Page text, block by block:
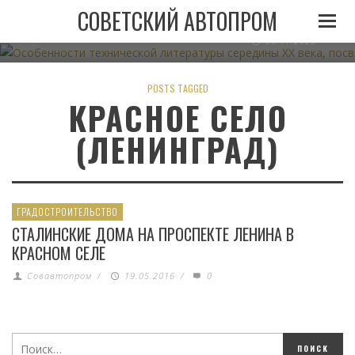
СОВЕТСКИЙ АВТОПРОМ
ОСОБЕННОСТИ ТЕХНИЧЕСКОЙ ЛИТЕРАТУРЫ
АВТОМОБИЛЬНОМУ
06.11.2023
POSTS TAGGED
КРАСНОЕ СЕЛО
(ЛЕНИНГРАД)
ГРАДОСТРОИТЕЛЬСТВО
СТАЛИНСКИЕ ДОМА НА ПРОСПЕКТЕ ЛЕНИНА В
КРАСНОМ СЕЛЕ
Совавтопром / 19.05.2016 / 0